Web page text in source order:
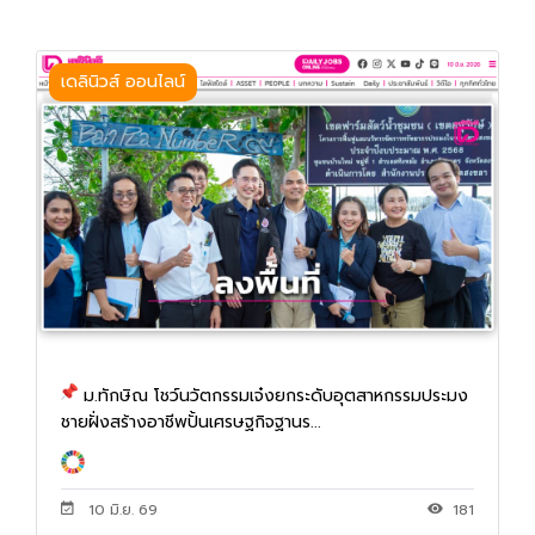
เดลินิวส์ ออนไลน์
ม.ทักษิณ โชว์นวัตกรรมเจ๋งยกระดับอุตสาหกรรมประมง
ชายฝั่งสร้างอาชีพปั้นเศรษฐกิจฐานร...
10 มิ.ย. 69 181